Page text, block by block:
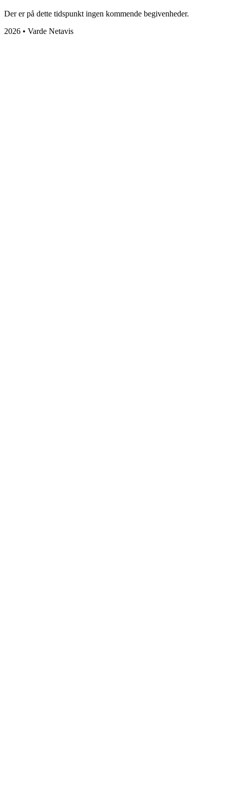
Der er på dette tidspunkt ingen kommende begivenheder.
2026 • Varde Netavis